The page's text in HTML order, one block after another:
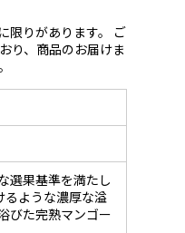
限りがあります。 ご
り、商品のお届けま
選果基準を満たし
るような濃厚な溢
びた完熟マンゴー